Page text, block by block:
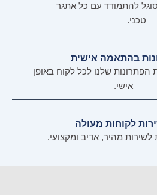
להתמודד עם כל אתגר
טכני.
בהתאמה אישית
הפתרונות שלנו לכל לקוח באופן
אישי.
לקוחות מעולה
לשירות מהיר, אדיב ומקצועי.